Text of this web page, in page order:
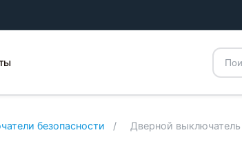
безопасности / Дверной выключатель